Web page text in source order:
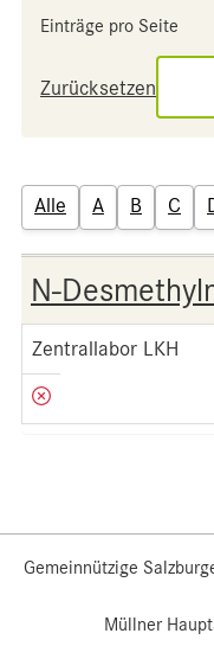
Einträge pro Seite
Zurücksetzen
Alle A B C
N-
Zentrallabor LKH
Gemeinnützige
Müllner